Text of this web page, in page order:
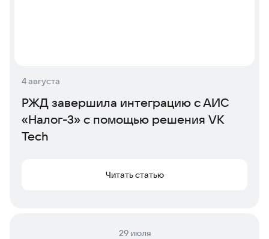
4 августа
РЖД завершила интеграцию с АИС
«Налог-3» с помощью решения VK
Tech
Читать статью
29 июля